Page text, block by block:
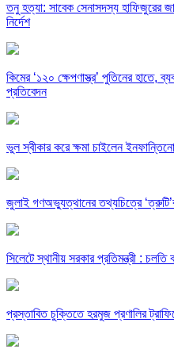
তনু হত্যা: সাবেক সেনাসদস্য হাফিজুরের
নির্দেশ
কিমের ‘১২০ ক্ষেপণাস্ত্র’ পুতিনের হাতে,
প্রতিবেদন
ভুল স্বীকার করে ক্ষমা চাইলেন ইনফান্তিনো
জুলাই গণঅভ্যুত্থানের তথ্যচিত্রে
সিলেটে স্থানীয় সরকার প্রতিমন্ত্রী : চলতি
প্রস্তাবিত চুক্তিতে হরমুজ প্রণালির